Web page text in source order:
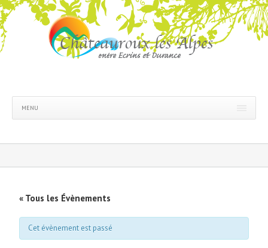
MENU
« Tous les Évènements
Cet évènement est passé